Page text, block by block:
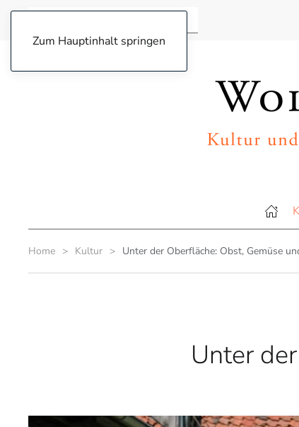
Zum Hauptinhalt springen
Home Kultur Unter der Oberfläche: Obst, Gemüse
Unter